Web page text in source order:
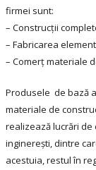
firmei sunt:
– Construcţii
– Fabricarea
– Comerţ materiale
Produsele de bază
materiale de
realizează lucrări de
inginerești, dintre
acestuia, restul în